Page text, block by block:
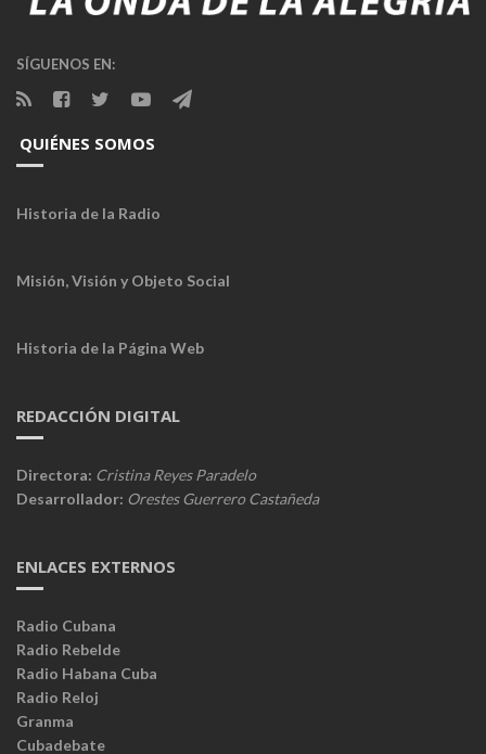
SÍGUENOS EN:
QUIÉNES SOMOS
Historia de la Radio
Misión, Visión y Objeto Social
Historia de la Página Web
REDACCIÓN DIGITAL
Directora: Cristina Reyes Paradelo
Desarrollador: Orestes Guerrero Castañeda
ENLACES EXTERNOS
Radio Cubana
Radio Rebelde
Radio Habana Cuba
Radio Reloj
Granma
Cubadebate